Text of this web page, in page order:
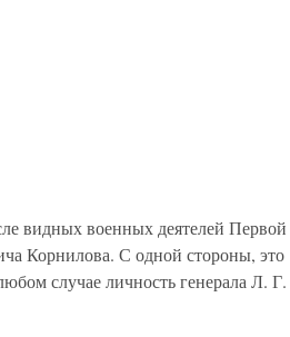
видных военных деятелей Первой
Корнилова. С одной стороны, это
случае личность генерала Л. Г.